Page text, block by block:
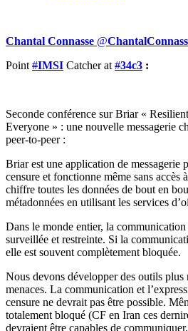
Chantal Connasse @
Point #IMSI Catcher at #34c3 :
Seconde conférence sur Briar «
Everyone » : une nouvelle messagerie
peer-to-peer :
Briar est une application de messagerie
censure et fonctionne même sans accès
chiffre toutes les données de bout en
métadonnées en utilisant les services
Dans le monde entier, la
surveillée et restreinte. Si la
elle est souvent complètement bloquée.
Nous devons développer des outils plus
menaces. La communication et
censure ne devrait pas être possible.
totalement bloqué (CF en Iran ces
devraient être capables de communiquer.